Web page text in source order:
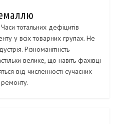
емаллю
тотальних дефіцитів
у всіх товарних групах. Не
Різноманітність
велике, що навіть фахівці
від численності сучасних
ремонту.